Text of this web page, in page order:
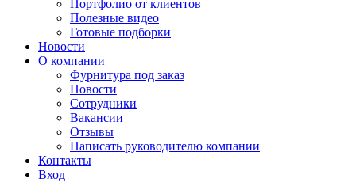
Портфолио от клиентов
Полезные видео
Готовые подборки
Новости
О компании
Фурнитура под заказ
Новости
Сотрудники
Вакансии
Отзывы
Написать руководителю компании
Контакты
Вход